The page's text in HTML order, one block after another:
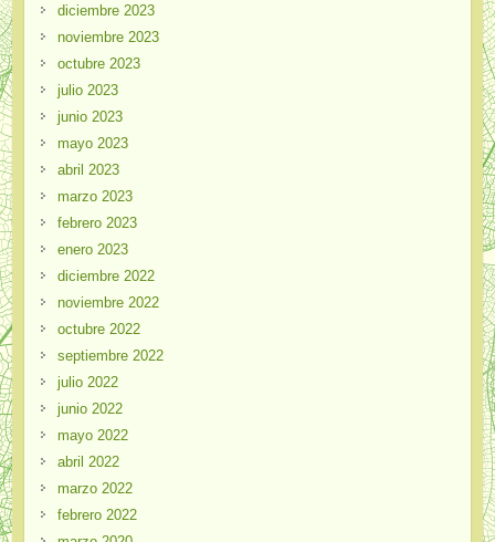
diciembre 2023
noviembre 2023
octubre 2023
julio 2023
junio 2023
mayo 2023
abril 2023
marzo 2023
febrero 2023
enero 2023
diciembre 2022
noviembre 2022
octubre 2022
septiembre 2022
julio 2022
junio 2022
mayo 2022
abril 2022
marzo 2022
febrero 2022